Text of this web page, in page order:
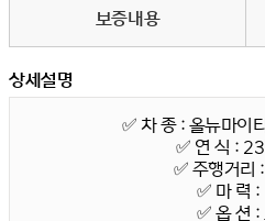
보증내용
상세설명
✅ 차 종 : 올뉴마이
✅ 연 식 :
✅ 주행거리
✅ 마 력
✅ 옵 션 :